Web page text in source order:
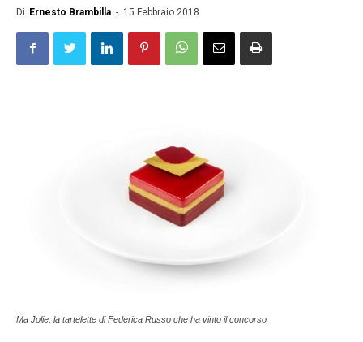
Di Ernesto Brambilla - 15 Febbraio 2018
Ma Jolie, la tartelette di Federica Russo che ha vinto il concorso